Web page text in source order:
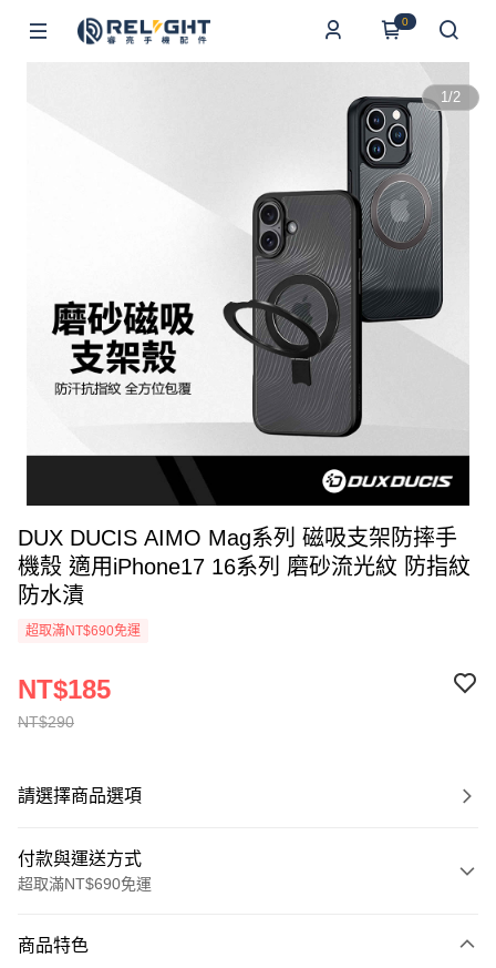
0
1/2
DUX DUCIS AIMO Mag系列 磁吸支架防摔手
機殼 適用iPhone17 16系列 磨砂流光紋 防指紋
防水漬
超取滿NT$690免運
NT$290
NT$185
請選擇商品選項
付款與運送方式
超取滿NT$690免運
信用卡一次付款
商品特色